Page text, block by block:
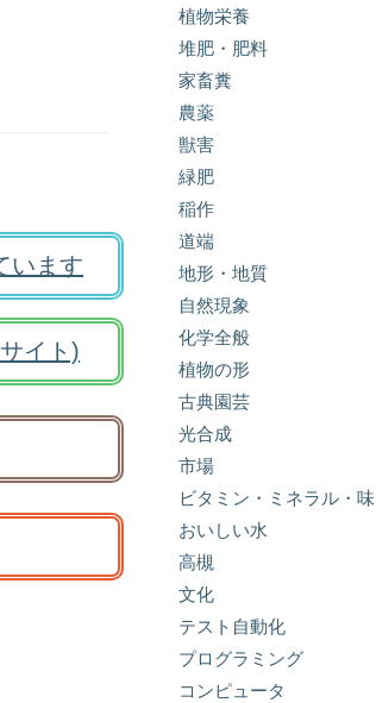
います
イト)
植物栄養
堆肥・肥料
家畜糞
農薬
獣害
緑肥
稲作
道端
地形・地質
自然現象
化学全般
植物の形
古典園芸
光合成
市場
ビタミン・ミネラル・味
おいしい水
高槻
文化
テスト自動化
プログラミング
コンピュータ